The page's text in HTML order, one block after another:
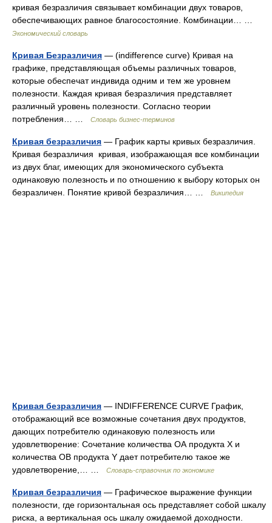
кривая безразличия связывает комбинации двух товаров,
обеспечивающих равное благосостояние. Комбинации… …
Экономический словарь
Кривая Безразличия — (indifference curve) Кривая на
графике, представляющая объемы различных товаров,
которые обеспечат индивида одним и тем же уровнем
полезности. Каждая кривая безразличия представляет
различный уровень полезности. Согласно теории
потребления… …
Словарь бизнес-терминов
Кривая безразличия — График карты кривых безразличия.
Кривая безразличия кривая, изображающая все комбинации
из двух благ, имеющих для экономического субъекта
одинаковую полезность и по отношению к выбору которых он
безразличен. Понятие кривой безразличия… …
Википедия
Кривая безразличия — INDIFFERENCE CURVE График,
отображающий все возможные сочетания двух продуктов,
дающих потребителю одинаковую полезность или
удовлетворение: Сочетание количества ОА продукта Х и
количества ОВ продукта Y дает потребителю такое же
удовлетворение,… …
Словарь-справочник по экономике
Кривая безразличия — Графическое выражение функции
полезности, где горизонтальная ось представляет собой шкалу
риска, а вертикальная ось шкалу ожидаемой доходности.